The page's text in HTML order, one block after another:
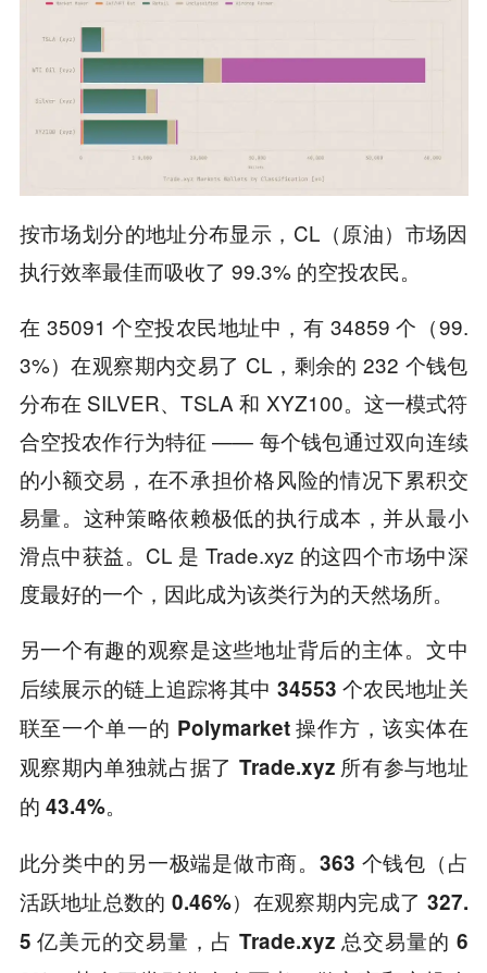
按市场划分的地址分布显示，CL（原油）市场因
执行效率最佳而吸收了 99.3% 的空投农民。
在 35091 个空投农民地址中，有 34859 个（99.
3%）在观察期内交易了 CL，剩余的 232 个钱包
分布在 SILVER、TSLA 和 XYZ100。这一模式符
合空投农作行为特征 —— 每个钱包通过双向连续
的小额交易，在不承担价格风险的情况下累积交
易量。这种策略依赖极低的执行成本，并从最小
滑点中获益。CL 是 Trade.xyz 的这四个市场中深
度最好的一个，因此成为该类行为的天然场所。
另一个有趣的观察是这些地址背后的主体。 文中
后续展示的链上追踪将其中 34553 个农民地址关
联至一个单一的 Polymarket 操作方，该实体在
观察期内单独就占据了 Trade.xyz 所有参与地址
的 43.4%。
此分类中的另一极端是做市商。 363 个钱包（占
活跃地址总数的 0.46%）在观察期内完成了 327.
5 亿美元的交易量，占 Trade.xyz 总交易量的 6